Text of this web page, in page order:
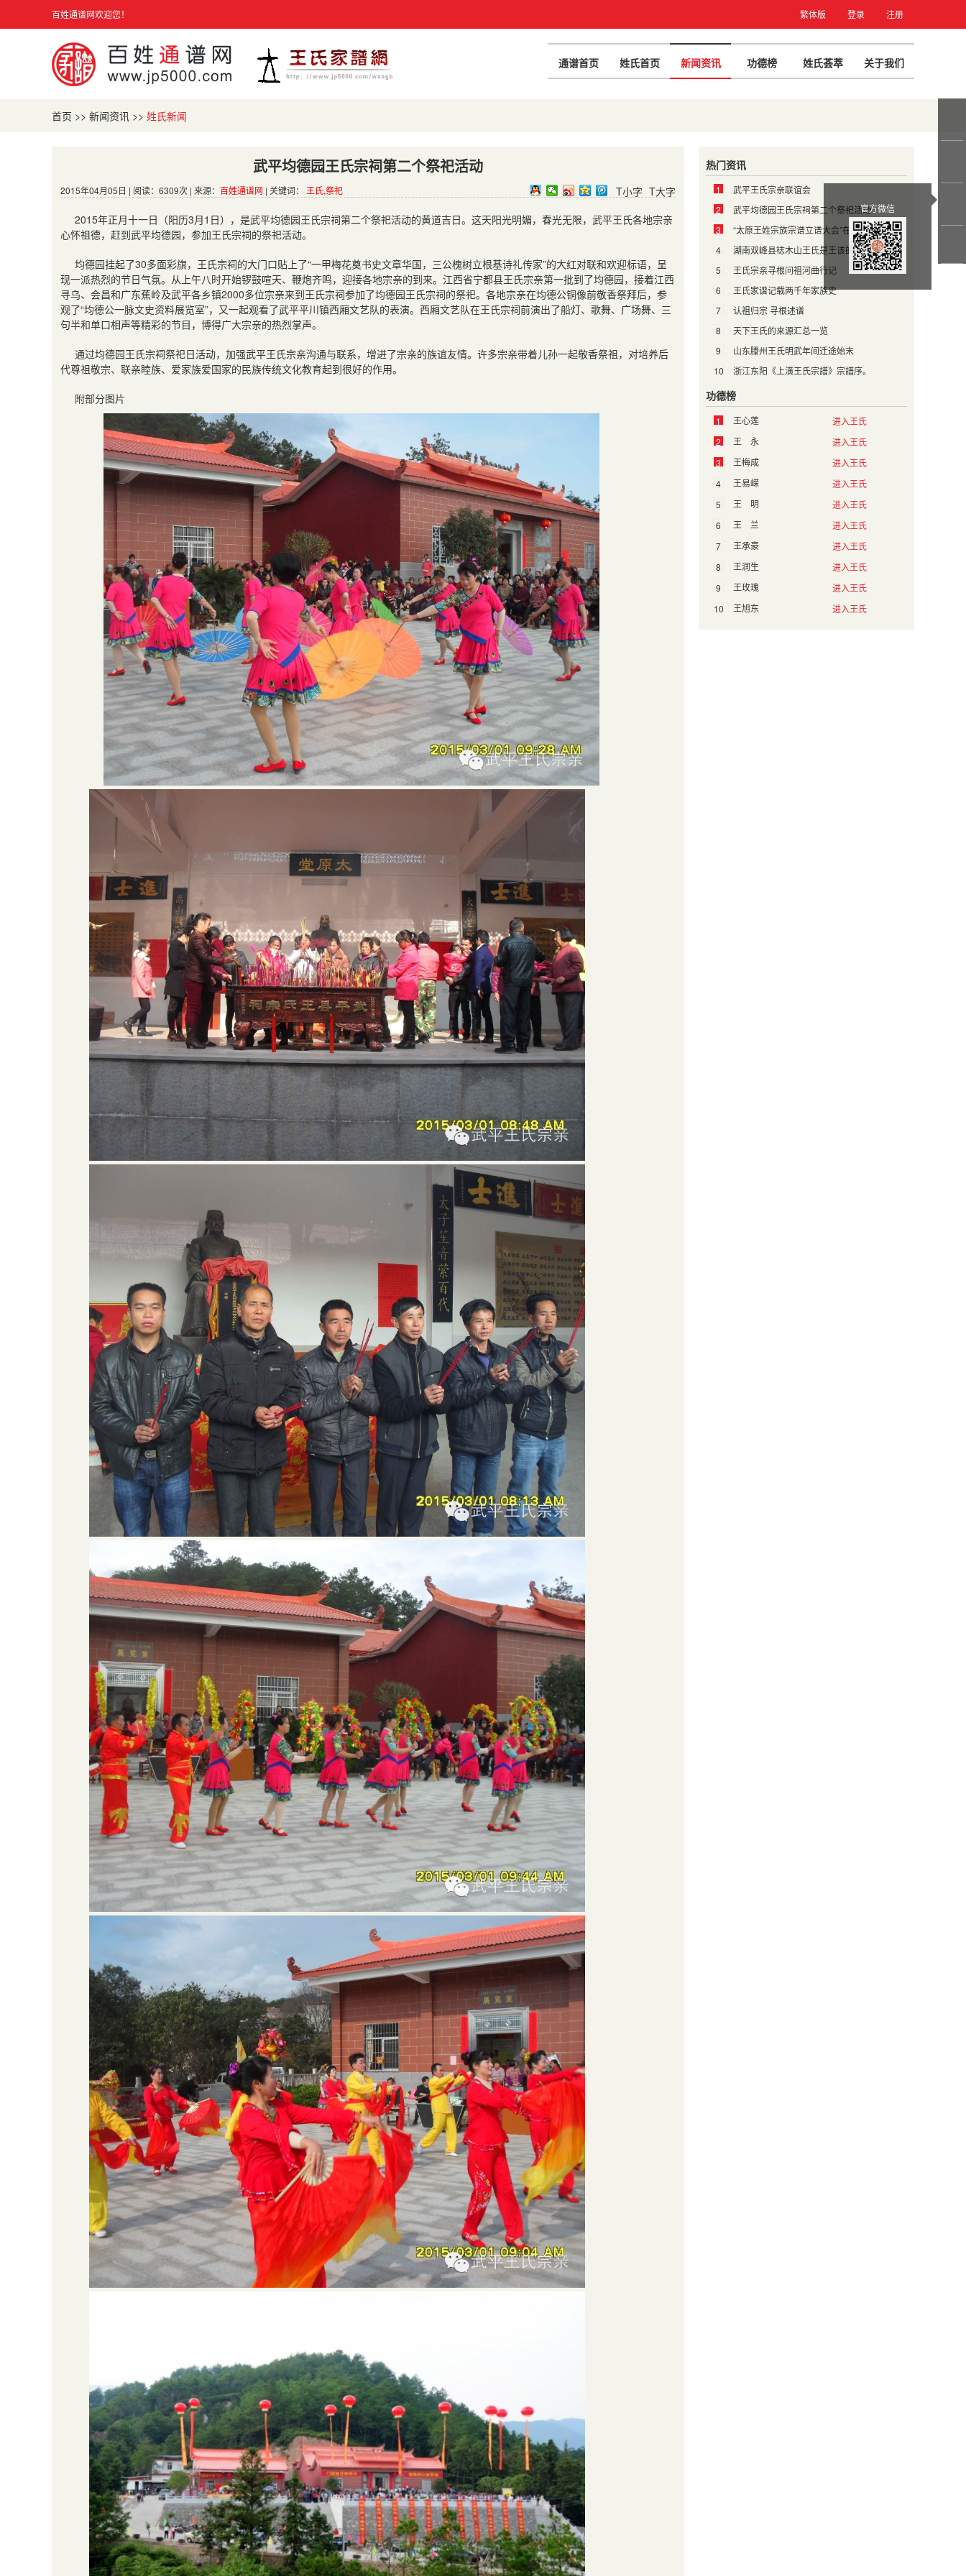
百姓通谱网欢迎您！ 繁体版 登录 注册
通谱首页 姓氏首页 新闻资讯 功德榜 姓氏荟萃 关于我们
首页 >> 新闻资讯 >> 姓氏新闻
热门资讯
1
武平王氏宗亲联谊会
2
武平均德园王氏宗祠第二个祭祀活动
3
“太原王姓宗族宗谱立谱大会”在四川叙永县顺利召开
4
湖南双峰县梽木山王氏是王该的后裔
5
王氏宗亲寻根问祖河曲行记
6
王氏家谱记载两千年家族史
7
认祖归宗 寻根述谱
8
天下王氏的来源汇总一览
9
山东滕州王氏明武年间迁途始末
10
浙江东阳《上潢王氏宗譜》宗譜序。
功德榜
1 王心莲
进入王氏
2
王 永
进入王氏
3
王梅成
进入王氏
4
王易嵘
进入王氏
5
王 明
进入王氏
6
王 兰
进入王氏
7
王承豪
进入王氏
8
王润生
进入王氏
9
王玫瑰
进入王氏
10
王旭东 进入王氏
武平均德园王氏宗祠第二个祭祀活动
2015年04月05日 | 阅读：6309次 | 来源： 百姓通谱网 | 关键词： 王氏,祭祀 T小字 T大字
2015年正月十一日（阳历3月1日），是武平均德园王氏宗祠第二个祭祀活动的黄道吉日。这天阳光明媚，春光无限，武平王氏各地宗亲
心怀祖德，赶到武平均德园，参加王氏宗祠的祭祀活动。
均德园挂起了30多面彩旗，王氏宗祠的大门口贴上了“一甲梅花奠书史文章华国，三公槐树立根基诗礼传家”的大红对联和欢迎标语，呈
现一派热烈的节日气氛。从上午八时开始锣鼓喧天、鞭炮齐鸣，迎接各地宗亲的到来。江西省宁都县王氏宗亲第一批到了均德园，接着江西
寻乌、会昌和广东蕉岭及武平各乡镇2000多位宗亲来到王氏宗祠参加了均德园王氏宗祠的祭祀。各地宗亲在均德公铜像前敬香祭拜后，参
观了“均德公一脉文史资料展览室”，又一起观看了武平平川镇西厢文艺队的表演。西厢文艺队在王氏宗祠前演出了船灯、歌舞、广场舞、三
句半和单口相声等精彩的节目，博得广大宗亲的热烈掌声。
通过均德园王氏宗祠祭祀日活动，加强武平王氏宗亲沟通与联系，增进了宗亲的族谊友情。许多宗亲带着儿孙一起敬香祭祖，对培养后
代尊祖敬宗、联亲睦族、爱家族爱国家的民族传统文化教育起到很好的作用。
附部分图片
官方微信